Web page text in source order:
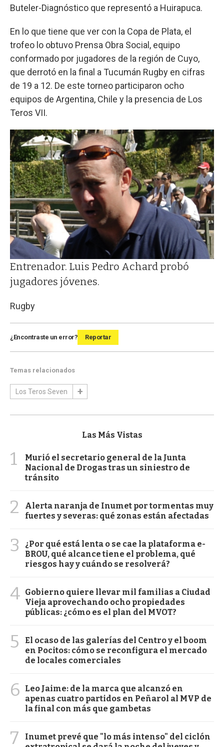
Buteler-Diagnóstico que representó a Huirapuca.
En lo que tiene que ver con la Copa de Plata, el
trofeo lo obtuvo Prensa Obra Social, equipo
conformado por jugadores de la región de Cuyo,
que derrotó en la final a Tucumán Rugby en cifras
de 19 a 12. De este torneo participaron ocho
equipos de Argentina, Chile y la presencia de Los
Teros VII.
Entrenador. Luis Pedro Achard probó
jugadores jóvenes.
Rugby
¿Encontraste un error? Reportar
Temas relacionados
Los Teros Seven
Las Más Vistas
1
Murió el secretario general de la Junta
Nacional de Drogas tras un siniestro de
tránsito
2
Alerta naranja de Inumet por tormentas muy
fuertes y severas: qué zonas están afectadas
3
¿Por qué está lenta o se cae la plataforma e-
BROU, qué alcance tiene el problema, qué
riesgos hay y cuándo se resolverá?
4 Gobierno quiere llevar mil familias a Ciudad
Vieja aprovechando ocho propiedades
públicas: ¿cómo es el plan del MVOT?
5
El ocaso de las galerías del Centro y el boom
en Pocitos: cómo se reconfigura el mercado
de locales comerciales
6
Leo Jaime: de la marca que alcanzó en
apenas cuatro partidos en Peñarol al MVP de
la final con más que gambetas
7
Inumet prevé que "lo más intenso" del ciclón